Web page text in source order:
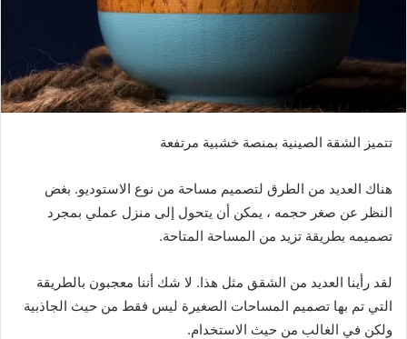
تتميز الشقة الصينية بمنصة خشبية مرتفعة
هناك العديد من الطرق لتصميم مساحة من نوع الاستوديو. بغض
النظر عن صغر حجمه ، يمكن أن يتحول إلى منزل عملي بمجرد
تصميمه بطريقة تزيد من المساحة المتاحة.
لقد رأينا العديد من الشقق مثل هذا. لا شك أننا معجبون بالطريقة
التي تم بها تصميم المساحات الصغيرة ليس فقط من حيث الجاذبية
ولكن في الغالب من حيث الاستخدام.